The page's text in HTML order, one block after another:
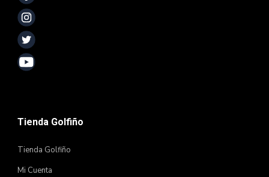
Tienda Golfiño
Tienda Golfiño
Mi Cuenta